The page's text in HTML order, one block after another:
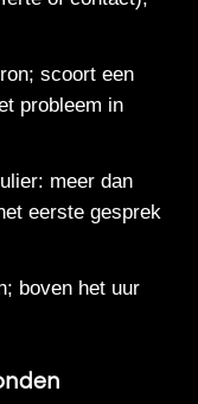
scoort een
probleem in
meer dan
eerste gesprek
boven het uur